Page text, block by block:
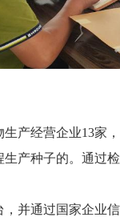
产经营企业13家
产种子的。通过
并通过国家企业